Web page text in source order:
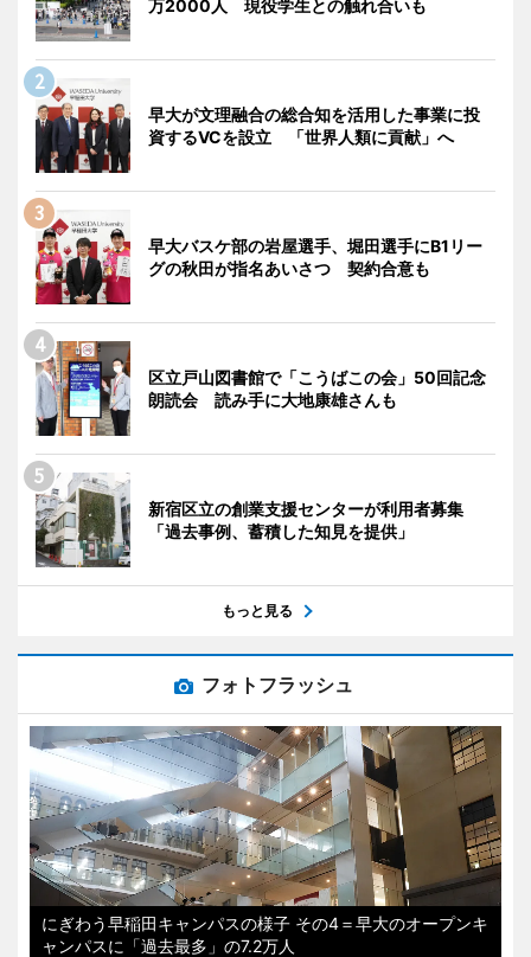
万2000人 現役学生との触れ合いも
早大が文理融合の総合知を活用した事業に投
資するVCを設立 「世界人類に貢献」へ
早大バスケ部の岩屋選手、堀田選手にB1リー
グの秋田が指名あいさつ 契約合意も
区立戸山図書館で「こうばこの会」50回記念
朗読会 読み手に大地康雄さんも
新宿区立の創業支援センターが利用者募集
「過去事例、蓄積した知見を提供」
もっと見る
フォトフラッシュ
にぎわう早稲田キャンパスの様子 その4＝早大のオープンキ
ャンパスに「過去最多」の7.2万人